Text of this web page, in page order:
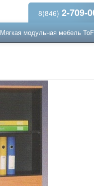
8(846) 2-709-
Мягкая модульная мебель